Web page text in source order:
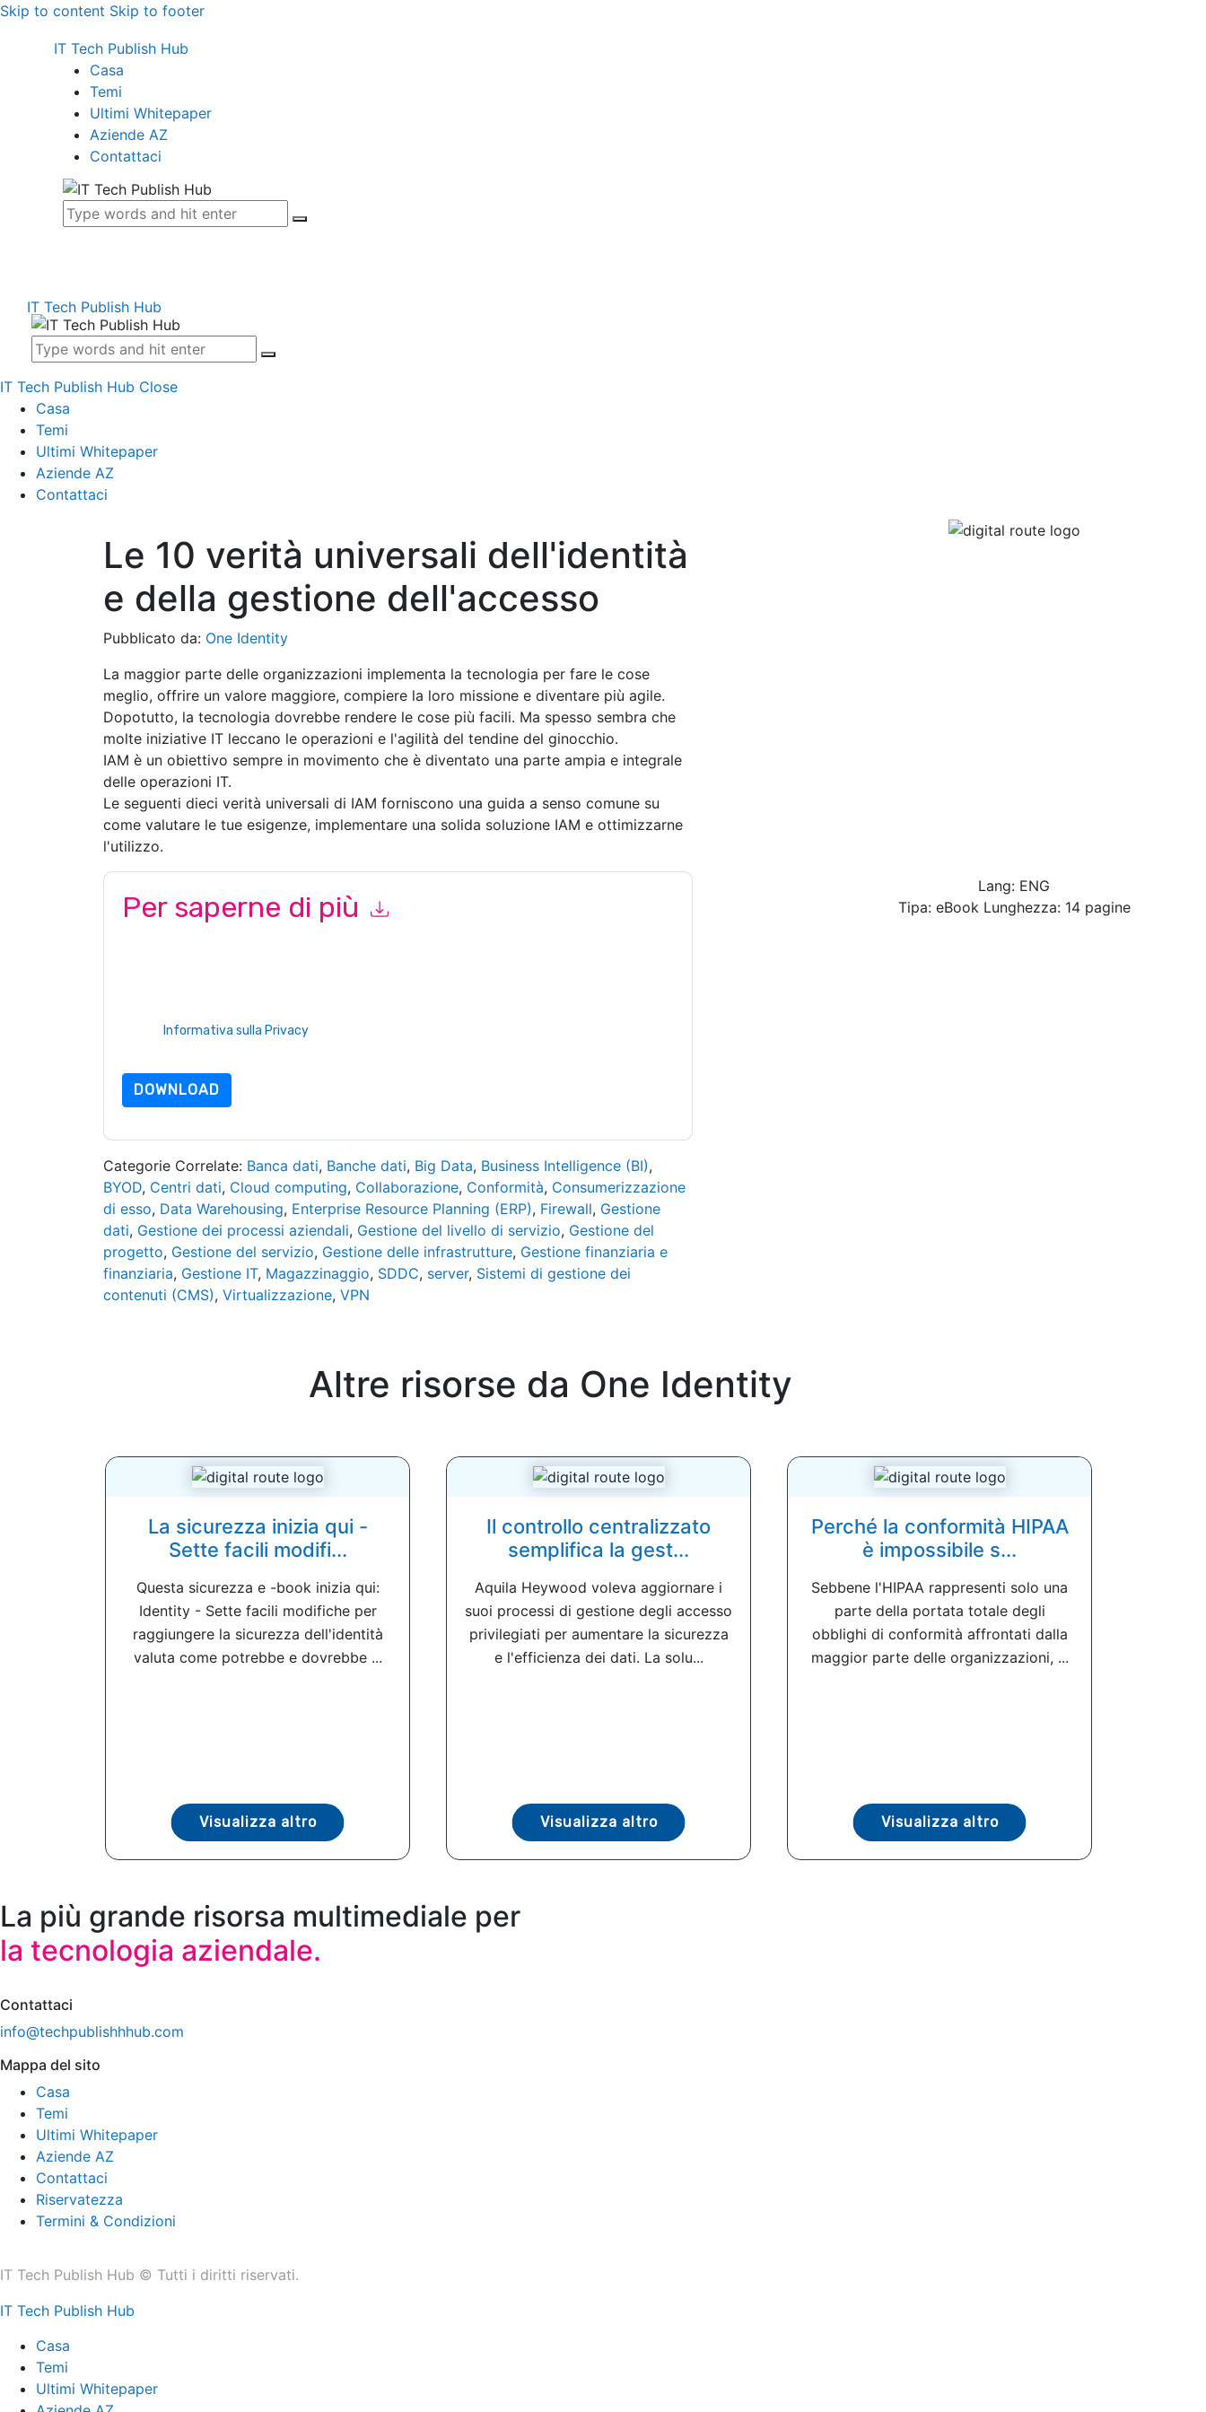
Skip to content Skip to footer
IT Tech Publish Hub
Casa
Temi
Ultimi Whitepaper
Aziende AZ
Contattaci
IT Tech Publish Hub
IT Tech Publish Hub Close
Casa
Temi
Ultimi Whitepaper
Aziende AZ
Contattaci
Le 10 verità universali dell'identità
e della gestione dell'accesso
Pubblicato da: One Identity
La maggior parte delle organizzazioni implementa la tecnologia per fare le cose
meglio, offrire un valore maggiore, compiere la loro missione e diventare più agile.
Dopotutto, la tecnologia dovrebbe rendere le cose più facili. Ma spesso sembra che
molte iniziative IT leccano le operazioni e l'agilità del tendine del ginocchio.
IAM è un obiettivo sempre in movimento che è diventato una parte ampia e integrale
delle operazioni IT.
Le seguenti dieci verità universali di IAM forniscono una guida a senso comune su
come valutare le tue esigenze, implementare una solida soluzione IAM e ottimizzarne
l'utilizzo.
Per saperne di più
Informativa sulla Privacy.In caso di ulteriori domande, inviare un'e-mail
DOWNLOAD
Categorie Correlate: Banca dati, Banche dati, Big Data, Business Intelligence (BI),
BYOD, Centri dati, Cloud computing, Collaborazione, Conformità, Consumerizzazione
di esso, Data Warehousing, Enterprise Resource Planning (ERP), Firewall, Gestione
dati, Gestione dei processi aziendali, Gestione del livello di servizio, Gestione del
progetto, Gestione del servizio, Gestione delle infrastrutture, Gestione finanziaria e
finanziaria, Gestione IT, Magazzinaggio, SDDC, server, Sistemi di gestione dei
contenuti (CMS), Virtualizzazione, VPN
Lang: ENG
Tipa: eBook Lunghezza: 14 pagine
Altre risorse da One Identity
La sicurezza inizia qui -
Sette facili modifi...
Questa sicurezza e -book inizia qui:
Identity - Sette facili modifiche per
raggiungere la sicurezza dell'identità
valuta come potrebbe e dovrebbe ...
Visualizza altro
Il controllo centralizzato
semplifica la gest...
Aquila Heywood voleva aggiornare i
suoi processi di gestione degli accesso
privilegiati per aumentare la sicurezza
e l'efficienza dei dati. La solu...
Visualizza altro
Perché la conformità HIPAA
è impossibile s...
Sebbene l'HIPAA rappresenti solo una
parte della portata totale degli
obblighi di conformità affrontati dalla
maggior parte delle organizzazioni, ...
Visualizza altro
La più grande risorsa multimediale per
la tecnologia aziendale.
Contattaci
info@techpublishhhub.com
Mappa del sito
Casa
Temi
Ultimi Whitepaper
Aziende AZ
Contattaci
Riservatezza
Termini & Condizioni
IT Tech Publish Hub © Tutti i diritti riservati.
IT Tech Publish Hub
Casa
Temi
Ultimi Whitepaper